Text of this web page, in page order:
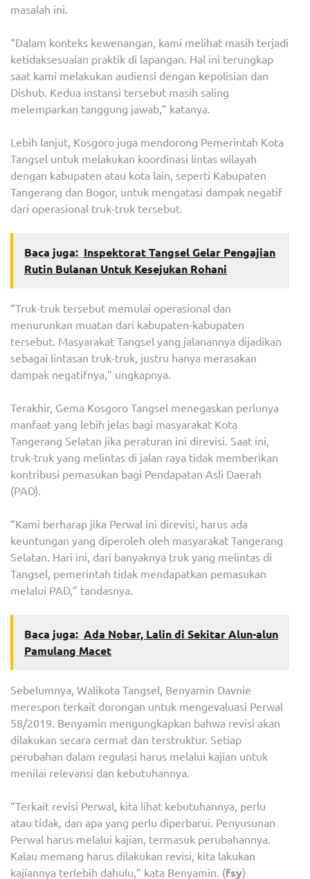
masalah ini.
“Dalam konteks kewenangan, kami melihat masih terjadi
ketidaksesuaian praktik di lapangan. Hal ini terungkap
saat kami melakukan audiensi dengan kepolisian dan
Dishub. Kedua instansi tersebut masih saling
melemparkan tanggung jawab,” katanya.
Lebih lanjut, Kosgoro juga mendorong Pemerintah Kota
Tangsel untuk melakukan koordinasi lintas wilayah
dengan kabupaten atau kota lain, seperti Kabupaten
Tangerang dan Bogor, untuk mengatasi dampak negatif
dari operasional truk-truk tersebut.
Baca juga: Inspektorat Tangsel Gelar Pengajian
Rutin Bulanan Untuk Kesejukan Rohani
“Truk-truk tersebut memulai operasional dan
menurunkan muatan dari kabupaten-kabupaten
tersebut. Masyarakat Tangsel yang jalanannya dijadikan
sebagai lintasan truk-truk, justru hanya merasakan
dampak negatifnya,” ungkapnya.
Terakhir, Gema Kosgoro Tangsel menegaskan perlunya
manfaat yang lebih jelas bagi masyarakat Kota
Tangerang Selatan jika peraturan ini direvisi. Saat ini,
truk-truk yang melintas di jalan raya tidak memberikan
kontribusi pemasukan bagi Pendapatan Asli Daerah
(PAD).
“Kami berharap jika Perwal ini direvisi, harus ada
keuntungan yang diperoleh oleh masyarakat Tangerang
Selatan. Hari ini, dari banyaknya truk yang melintas di
Tangsel, pemerintah tidak mendapatkan pemasukan
melalui PAD,” tandasnya.
Baca juga: Ada Nobar, Lalin di Sekitar Alun-alun
Pamulang Macet
Sebelumnya, Walikota Tangsel, Benyamin Davnie
merespon terkait dorongan untuk mengevaluasi Perwal
58/2019. Benyamin mengungkapkan bahwa revisi akan
dilakukan secara cermat dan terstruktur. Setiap
perubahan dalam regulasi harus melalui kajian untuk
menilai relevansi dan kebutuhannya.
“Terkait revisi Perwal, kita lihat kebutuhannya, perlu
atau tidak, dan apa yang perlu diperbarui. Penyusunan
Perwal harus melalui kajian, termasuk perubahannya.
Kalau memang harus dilakukan revisi, kita lakukan
kajiannya terlebih dahulu,” kata Benyamin. (fsy)